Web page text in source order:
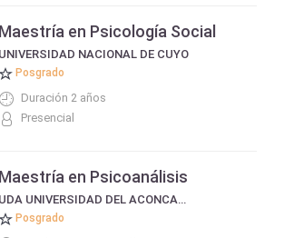
Maestría en Psicología Social
UNIVERSIDAD NACIONAL DE CUYO
Posgrado
Duración 2 años
Presencial
Maestría en Psicoanálisis
UDA UNIVERSIDAD DEL ACONCAGUA
Posgrado